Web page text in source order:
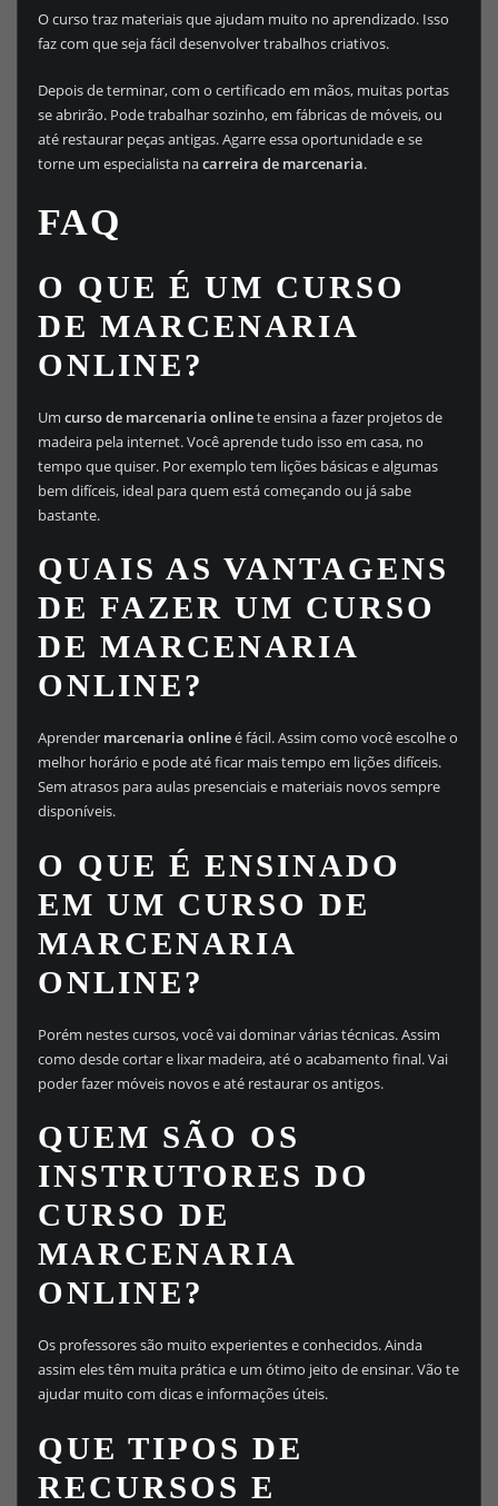
O curso traz materiais que ajudam muito no aprendizado. Isso
faz com que seja fácil desenvolver trabalhos criativos.
Depois de terminar, com o certificado em mãos, muitas portas
se abrirão. Pode trabalhar sozinho, em fábricas de móveis, ou
até restaurar peças antigas. Agarre essa oportunidade e se
torne um especialista nacarreira de marcenaria.
FAQ
O QUE É UM CURSO
DE MARCENARIA
ONLINE?
Um curso de marcenaria onlinete ensina a fazer projetos de
madeira pela internet. Você aprende tudo isso em casa, no
tempo que quiser. Por exemplo tem lições básicas e algumas
bem difíceis, ideal para quem está começando ou já sabe
bastante.
QUAIS AS VANTAGENS
DE FAZER UM CURSO
DE MARCENARIA
ONLINE?
Aprender marcenaria onlineé fácil. Assim como você escolhe o
melhor horário e pode até ficar mais tempo em lições difíceis.
Sem atrasos para aulas presenciais e materiais novos sempre
disponíveis.
O QUE É ENSINADO
EM UM CURSO DE
MARCENARIA
ONLINE?
Porém nestes cursos, você vai dominar várias técnicas. Assim
como desde cortar e lixar madeira, até o acabamento final. Vai
poder fazer móveis novos e até restaurar os antigos.
QUEM SÃO OS
INSTRUTORES DO
CURSO DE
MARCENARIA
ONLINE?
Os professores são muito experientes e conhecidos. Ainda
assim eles têm muita prática e um ótimo jeito de ensinar. Vão te
ajudar muito com dicas e informações úteis.
QUE TIPOS DE
RECURSOS E